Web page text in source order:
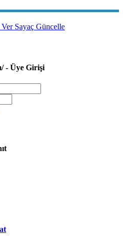
Sayaç Güncelle
- Üye Girişi